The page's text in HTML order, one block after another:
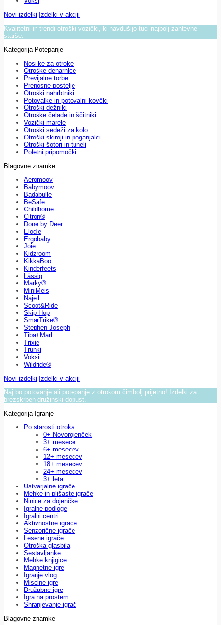
Novi izdelki Izdelki v akciji
Kvalitetni in trendi otroški vozički, ki navdušijo tudi najbolj zahtevne
starše.
Kategorija Potepanje
Nosilke za otroke
Otroške denarnice
Previjalne torbe
Prenosne postelje
Otroški nahrbtniki
Potovalke in potovalni kovčki
Otroški dežniki
Otroške čelade in ščitniki
Vozički marele
Otroški sedeži za kolo
Otroški skiroji in poganjalci
Otroški šotori in tuneli
Poletni pripomočki
Blagovne znamke
Aeromoov
Babymoov
Badabulle
BeSafe
Childhome
Citron®
Done by Deer
Elodie
Ergobaby
Joie
Kidzroom
KikkaBoo
Kinderfeets
Lässig
Marky®
MiniMeis
Najell
Scoot&Ride
Skip Hop
SmarTrike®
Stephen Joseph
Tiba+Marl
Trixie
Trunki
Voksi
Wildride®
Novi izdelki Izdelki v akciji
Naj bo potovanje ali potepanje z otrokom čimbolj prijetno! Izdelki za
brezskrben družinski dopust.
Kategorija Igranje
Po starosti otroka
0+ Novorojenček
3+ mesece
6+ mesecev
12+ mesecev
18+ mesecev
24+ mesecev
3+ leta
Ustvarjalne igrače
Mehke in plišaste igrače
Ninice za dojenčke
Igralne podloge
Igralni centri
Aktivnostne igrače
Senzorične igrače
Lesene igrače
Otroška glasbila
Sestavljanke
Mehke knjigice
Magnetne igre
Igranje vlog
Miselne igre
Družabne igre
Igra na prostem
Shranjevanje igrač
Blagovne znamke